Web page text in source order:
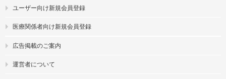
ユーザー向け新規会員登録
医療関係者向け新規会員登録
広告掲載のご案内
運営者について